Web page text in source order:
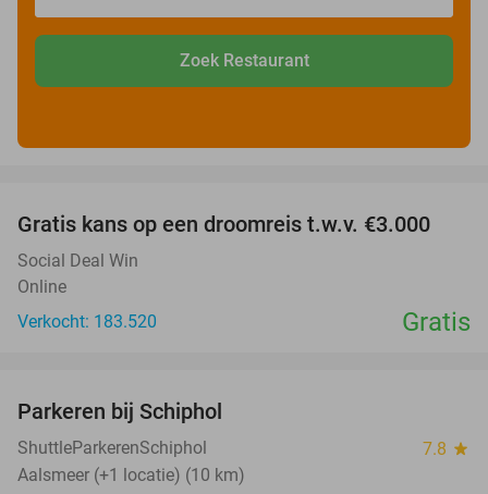
Zoek Restaurant
Gratis kans op een droomreis t.w.v. €3.000
Social Deal Win
Online
Verkocht: 183.520
Gratis
Parkeren bij Schiphol
ShuttleParkerenSchiphol 7.8 star
Aalsmeer (+1 locatie) (10 km)